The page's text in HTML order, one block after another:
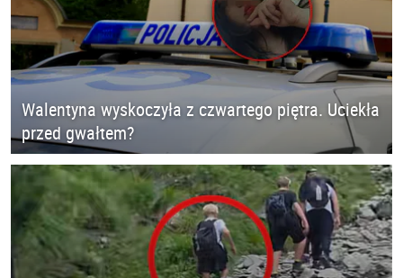
Walentyna wyskoczyła z czwartego piętra. Uciekła
przed gwałtem?